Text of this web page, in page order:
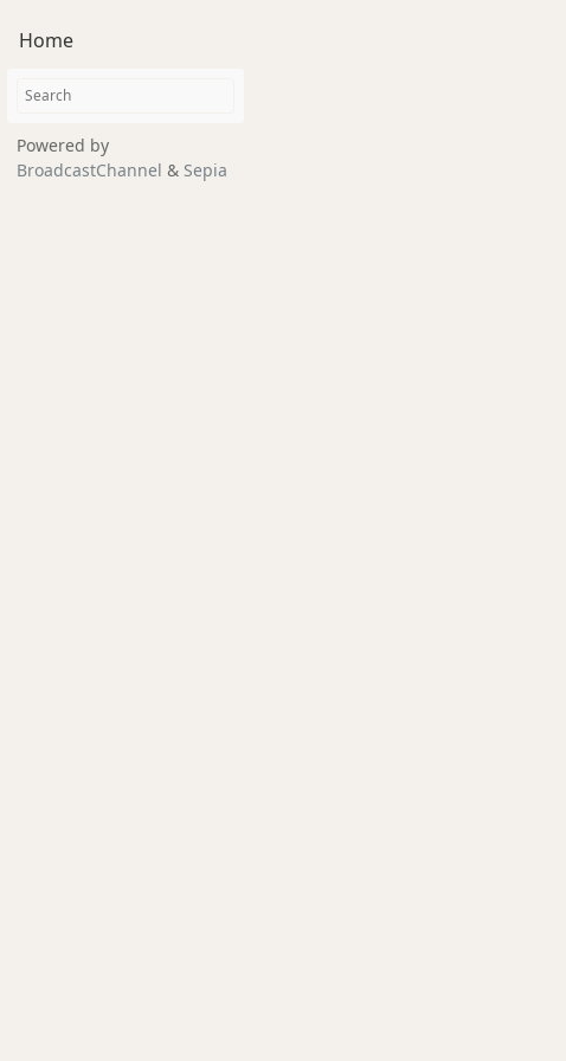
Home
Powered by
BroadcastChannel & Sepia